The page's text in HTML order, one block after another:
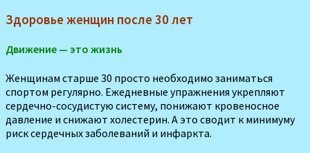
Здоровье женщин после 30 лет
Движение — это жизнь
Женщинам старше 30 просто необходимо заниматься
спортом регулярно. Ежедневные упражнения укрепляют
сердечно-сосудистую систему, понижают кровеносное
давление и снижают холестерин. А это сводит к минимуму
риск сердечных заболеваний и инфаркта.